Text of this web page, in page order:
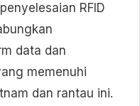
RFID
data dan
memenuhi
dan rantau ini.